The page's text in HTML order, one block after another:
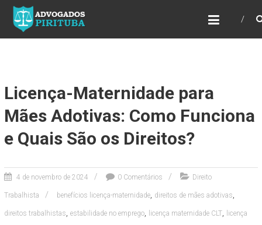
ADVOGADOS PIRITUBA
Precisando de advogado? Entre em contato!
Fazemos toda a assessoria que você
Licença-Maternidade para
Mães Adotivas: Como Funciona
e Quais São os Direitos?
4 de novembro de 2024 0 Comentários Direito
Trabalhista benefícios licença-maternidade, direitos de mães adotivas,
direitos trabalhistas, estabilidade no emprego, licença maternidade CLT, licença